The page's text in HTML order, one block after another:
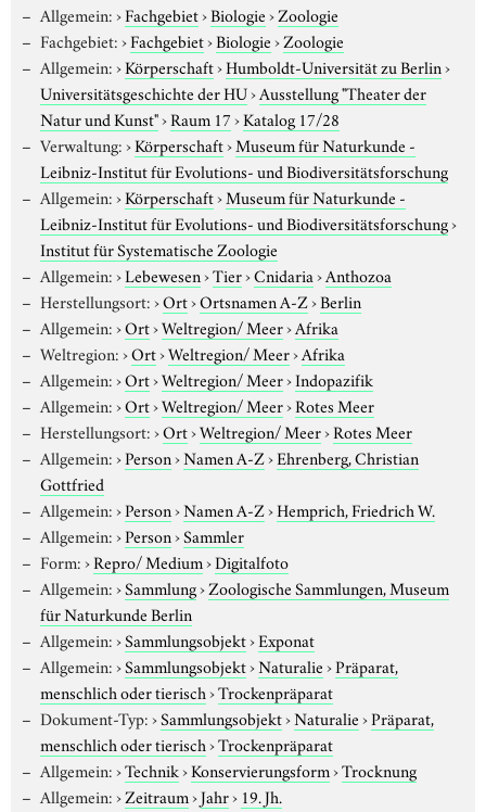
Allgemein:›Fachgebiet›Biologie›Zoologie
Fachgebiet:›Fachgebiet›Biologie›Zoologie
Allgemein:›Körperschaft›Humboldt-Universität zu Berlin›
Universitätsgeschichte der HU›Ausstellung "Theater der
Natur und Kunst"›Raum 17›Katalog 17/28
Verwaltung:›Körperschaft›Museum für Naturkunde -
Leibniz-Institut für Evolutions- und Biodiversitätsforschung
Allgemein:›Körperschaft›Museum für Naturkunde -
Leibniz-Institut für Evolutions- und Biodiversitätsforschung›
Institut für Systematische Zoologie
Allgemein:›Lebewesen›Tier›Cnidaria›Anthozoa
Herstellungsort:›Ort›Ortsnamen A-Z›Berlin
Allgemein:›Ort›Weltregion/ Meer›Afrika
Weltregion:›Ort›Weltregion/ Meer›Afrika
Allgemein:›Ort›Weltregion/ Meer›Indopazifik
Allgemein:›Ort›Weltregion/ Meer›Rotes Meer
Herstellungsort:›Ort›Weltregion/ Meer›Rotes Meer
Allgemein:›Person›Namen A-Z›Ehrenberg, Christian
Gottfried
Allgemein:›Person›Namen A-Z›Hemprich, Friedrich W.
Allgemein:›Person›Sammler
Form:›Repro/ Medium›Digitalfoto
Allgemein:›Sammlung›Zoologische Sammlungen, Museum
für Naturkunde Berlin
Allgemein:›Sammlungsobjekt›Exponat
Allgemein:›Sammlungsobjekt›Naturalie›Präparat,
menschlich oder tierisch›Trockenpräparat
Dokument-Typ:›Sammlungsobjekt›Naturalie›Präparat,
menschlich oder tierisch›Trockenpräparat
Allgemein:›Technik›Konservierungsform›Trocknung
Allgemein:›Zeitraum›Jahr› 19. Jh.